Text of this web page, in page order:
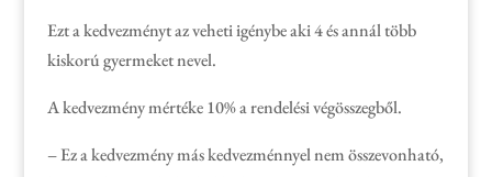
Ezt a kedvezményt az veheti igénybe aki 4 és annál több
kiskorú gyermeket nevel.
A kedvezmény mértéke 10% a rendelési végösszegből.
– Ez a kedvezmény más kedvezménnyel nem összevonható,